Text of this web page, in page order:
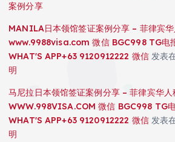
案例分享
MANILA日本领馆签证案例分享 – 菲律宾
www.9988visa.com 微信 BGC998 TG电
WHAT'S APP+63 9120912222 微信发表
明
马尼拉日本领馆签证案例分享 – 菲律宾华人
WWW.998VISA.COM 微信 BGC998 TG
WHAT'S APP+63 9120912222 微信发表
明